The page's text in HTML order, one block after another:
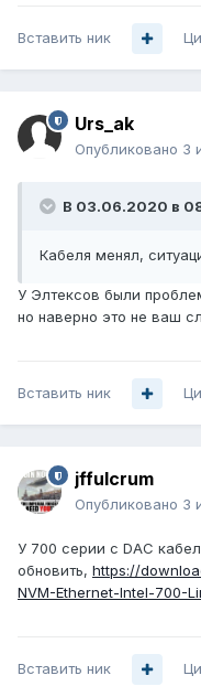
Вставить ник
Urs_ak
Опубликовано 3
В 03.06.2020 в
Кабеля менял,
У Элтексов были
но наверно это не ваш
Вставить ник
jffulcrum
Опубликовано 3
У 700 серии с DAC
обновить, https://
NVM-Ethernet-Intel-700-
Вставить ник